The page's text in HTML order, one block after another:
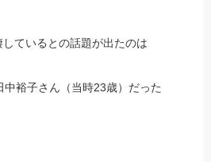
ているとの話題が出たのは
裕子さん（当時23歳）だった